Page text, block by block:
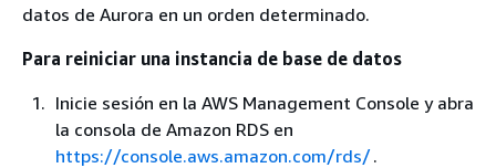
datos de Aurora en un orden determinado.
Para reiniciar una instancia de base de datos
Inicie sesión en la AWS Management Console y abra
la consola de Amazon RDS en
https://console.aws.amazon.com/rds/.